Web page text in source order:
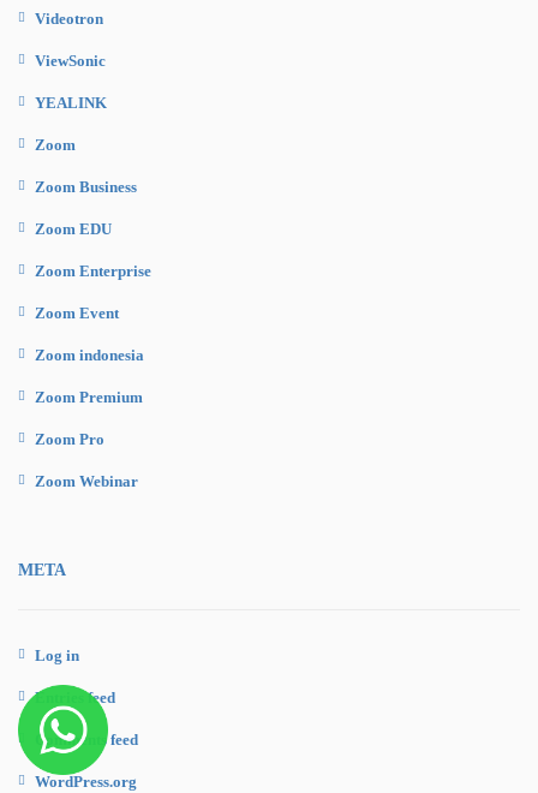
Videotron
ViewSonic
YEALINK
Zoom
Zoom Business
Zoom EDU
Zoom Enterprise
Zoom Event
Zoom indonesia
Zoom Premium
Zoom Pro
Zoom Webinar
META
Log in
Entries feed
Comments feed
WordPress.org